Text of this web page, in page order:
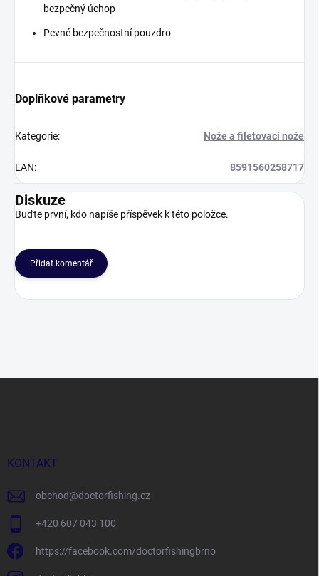
bezpečný úchop
Pevné bezpečnostní pouzdro
Doplňkové parametry
Kategorie: Nože a filetovací nože
EAN: 8591560258717
Diskuze
Buďte první, kdo napíše příspěvek k této položce.
Přidat komentář
KONTAKT
obchod@doctorfishing.cz
+420 607 043 100
https://facebook.com/doctorfishingbrno